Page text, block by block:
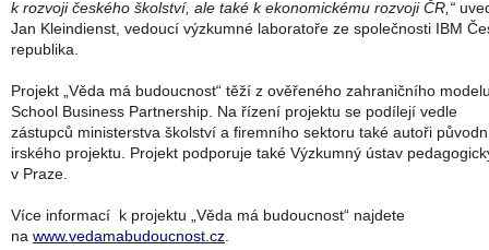
k rozvoji českého školství, ale také k ekonomickému rozvoji ČR,“
Jan Kleindienst, vedoucí výzkumné laboratoře ze společnosti IBM
republika.
Projekt „Věda má budoucnost“ těží z ověřeného zahraničního
School Business Partnership. Na řízení projektu se podílejí vedle
zástupců ministerstva školství a firemního sektoru také autoři
irského projektu. Projekt podporuje také Výzkumný ústav
v Praze.
Více informací k projektu „Věda má budoucnost“ najdete
na www.vedamabudoucnost.cz